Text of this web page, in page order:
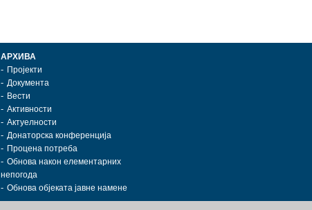
АРХИВА
Пројекти
Документа
Вести
Активности
Актуелности
Донаторска конференција
Процена потреба
Обнова након елементарних
непогода
Обнова објеката јавне намене